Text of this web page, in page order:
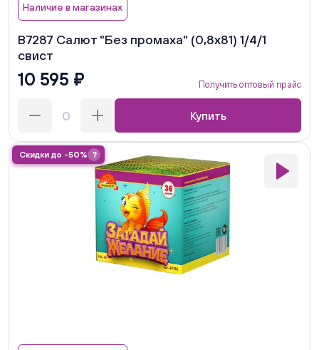
Наличие в магазинах
В7287 Салют "Без промаха" (0,8х81) 1/4/1
свист
10 595 ₽ Получить оптовый прайс
Купить
Скидки до -50% ?